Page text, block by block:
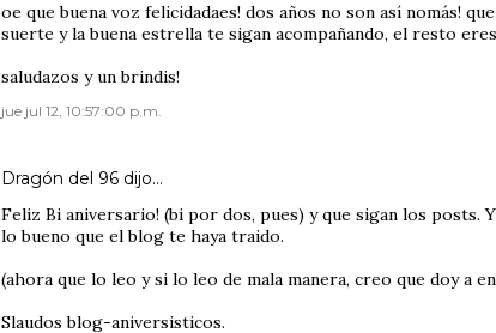
oe que buena voz felicidadaes! dos años no son así nomás!
suerte y la buena estrella te sigan acompañando, el resto
saludazos y un brindis!
jue jul 12, 10:57:00 p.m.
Dragón del 96 dijo…
Feliz Bi aniversario! (bi por dos, pues) y que sigan los posts.
lo bueno que el blog te haya traido.
(ahora que lo leo y si lo leo de mala manera, creo que doy a
Slaudos blog-aniversisticos.